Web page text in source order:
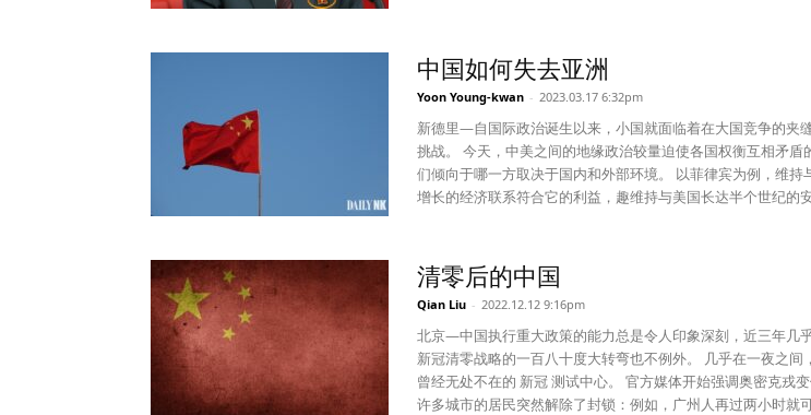
进的“摆脱前一代，完全自立”的魔角。 主要经过 金正恩执政之后，为了完善正
统性，表面上通过模仿金日成（体型、服装、演说等）强调了
承；内地里早期肃清李永浩和张成泽等金正日指定的监护人，
加公开活动，实现党组织正常化，冒失推进核开发等表现出了
的措施。这次则采取了摆脱金日成和金正日的措施。 特别是今年以来，朝鲜为
了突出金正恩不同于前一代的形象，更加积极开展了突显金正
代表性的是：①宣布“两个国家论”。②新建党中央干部学校，重
成“敌对、武力合并”的大变革。也就是完全否定金日成、金正日
的大变革。拆除祖国统一三大宪章纪念塔和最近开始建设的军
就是代表性的行为。 第二，朝鲜在2020年2月28日召开的党政治局扩大会议上
总结了金日成高级党校腐败事件，并解散了党校的党委员会，
名改成了党中央干部学校。而今年5月竣工了新的党中央干部学
重新悬挂了1980年第六次党代会上提出主体思想指导思想后消
宁的肖像画，把金正恩的肖像画并排悬挂在前一代领导人旁边。 悬挂马克思
中国如何失去亚洲
Yoon Young-kwan - 2023.03.17 6:32pm
新德里—自国际政治诞生以来，小国就面临着在大国竞争的夹
挑战。 今天，中美之间的地缘政治较量迫使各国权衡互相矛盾
们倾向于哪一方取决于国内和外部环境。 以菲律宾为例，维持与邻国中国日益
增长的经济联系符合它的利益，趣维持与美国长达半个世纪的
换，杜特尔特寻求中国投资他的计划——“建设！ 建造！ 建造！
——以及缓和在西菲律宾海的侵略行为，特别是夺取菲律宾主张
但中国没有答应。 去年 6 月杜特尔特总统任期结束时，中国只
资菲律宾的 240 亿美元的不到 5%，其在菲律宾专属经济区西菲
仍在继续，有增无减。 杜特尔特的继任者小费迪南德·马科斯总统迄今为止采取
了更为谨慎的战略方针。 马科斯深切担忧中国在南海的领土主
争端，他决定重申并加强他的国家与美国的伙伴关系。 为此，菲律宾决定允许
清零后的中国
Qian Liu - 2022.12.12 9:16pm
北京—中国执行重大政策的能力总是令人印象深刻，近三年几
新冠清零战略的一百八十度大转弯也不例外。 几乎在一夜之间
曾经无处不在的 新冠 测试中心。 官方媒体开始强调奥密克戎变
许多城市的居民突然解除了封锁：例如，广州人再过两小时就